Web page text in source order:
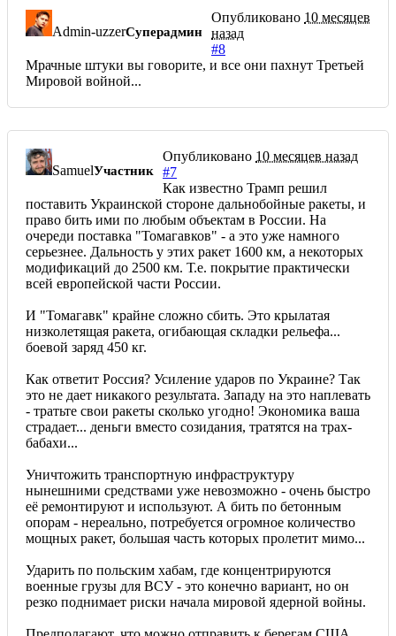
Admin-uzzerСуперадмин
Опубликовано 10 месяцев
назад
#8
Мрачные штуки вы говорите, и все они пахнут Третьей
Мировой войной...
SamuelУчастник
Опубликовано 10 месяцев назад
#7
Как известно Трамп решил
поставить Украинской стороне дальнобойные ракеты, и
право бить ими по любым объектам в России. На
очереди поставка "Томагавков" - а это уже намного
серьезнее. Дальность у этих ракет 1600 км, а некоторых
модификаций до 2500 км. Т.е. покрытие практически
всей европейской части России.
И "Томагавк" крайне сложно сбить. Это крылатая
низколетящая ракета, огибающая складки рельефа...
боевой заряд 450 кг.
Как ответит Россия? Усиление ударов по Украине? Так
это не дает никакого результата. Западу на это наплевать
- тратьте свои ракеты сколько угодно! Экономика ваша
страдает... деньги вместо созидания, тратятся на трах-
бабахи...
Уничтожить транспортную инфраструктуру
нынешними средствами уже невозможно - очень быстро
её ремонтируют и используют. А бить по бетонным
опорам - нереально, потребуется огромное количество
мощных ракет, большая часть которых пролетит мимо...
Ударить по польским хабам, где концентрируются
военные грузы для ВСУ - это конечно вариант, но он
резко поднимает риски начала мировой ядерной войны.